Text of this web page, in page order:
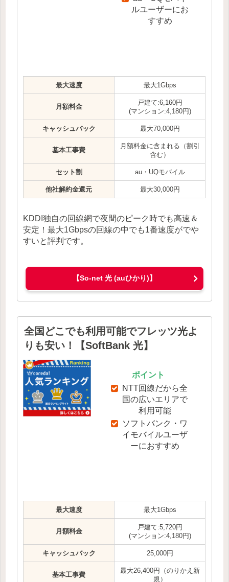
ルユーザーにお
すすめ
最大速度 最大1Gbps
月額料金
戸建て:6,160円
(マンション:4,180円)
キャッシュバック 最大70,000円
基本工事費
月額料金に含まれる（割引
含む）
セット割 au・UQモバイル
他社解約金還元 最大30,000円
KDDI独自の回線網で夜間のピーク時でも高速＆
安定！最大1Gbpsの回線の中でも1番速度がでや
すいと評判です。
【So-net 光 (auひかり)】
全国どこでも利用可能でフレッツ光よ
りも安い！【SoftBank 光】
ポイント
NTT回線だから全
国の広いエリアで
利用可能
ソフトバンク・ワ
イモバイルユーザ
ーにおすすめ
最大速度 最大1Gbps
月額料金
戸建て:5,720円
(マンション:4,180円)
キャッシュバック 25,000円
基本工事費
最大26,400円（のりかえ新
規）